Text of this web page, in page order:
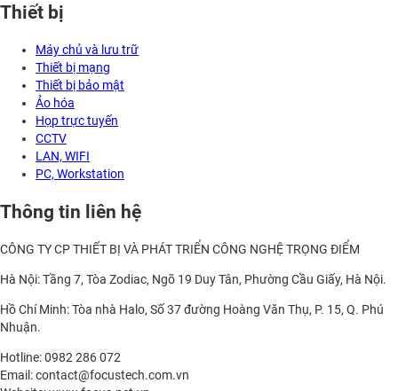
Thiết bị
Máy chủ và lưu trữ
Thiết bị mạng
Thiết bị bảo mật
Ảo hóa
Họp trực tuyến
CCTV
LAN, WIFI
PC, Workstation
Thông tin liên hệ
CÔNG TY CP THIẾT BỊ VÀ PHÁT TRIỂN CÔNG NGHỆ TRỌNG ĐIỂM
Hà Nội: Tầng 7, Tòa Zodiac, Ngõ 19 Duy Tân, Phường Cầu Giấy, Hà Nội.
Hồ Chí Minh: Tòa nhà Halo, Số 37 đường Hoàng Văn Thụ, P. 15, Q. Phú
Nhuận.
Hotline: 0982 286 072
Email: contact@focustech.com.vn